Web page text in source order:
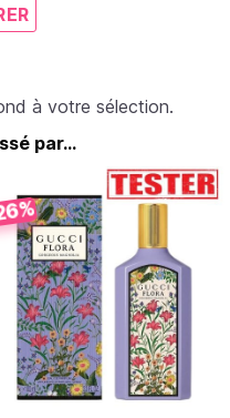
à votre sélection.
par...